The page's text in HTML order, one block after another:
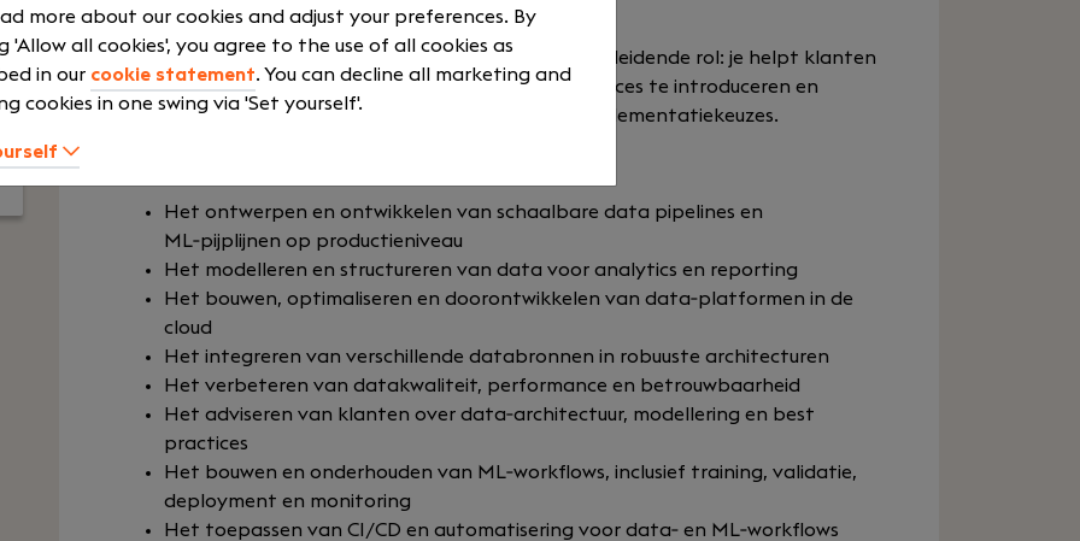
Your role
Je combineert diepgaande technische kennis met een leidende rol: je helpt klanten
en collega’s vooruit door richting te geven, best practices te introduceren en
inhoudelijk het voortouw te nemen in ontwerp- en implementatiekeuzes.
Het ontwerpen en ontwikkelen van schaalbare data pipelines en
ML‑pijplijnen op productieniveau
Het modelleren en structureren van data voor analytics en reporting
Het bouwen, optimaliseren en doorontwikkelen van data‑platformen in de
cloud
Het integreren van verschillende databronnen in robuuste architecturen
Het verbeteren van datakwaliteit, performance en betrouwbaarheid
Het adviseren van klanten over data‑architectuur, modellering en best
practices
Het bouwen en onderhouden van ML‑workflows, inclusief training, validatie,
deployment en monitoring
Het toepassen van CI/CD en automatisering voor data‑ en ML‑workflows
more about our cookies and adjust your preferences. By
'Allow all cookies', you agree to the use of all cookies as
in our cookie statement. You can decline all marketing and
cookies in one swing via 'Set yourself'.